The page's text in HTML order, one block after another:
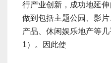
行产业创新，成功地延
做到包括主题公园、影
产品、休闲娱乐地产等
1）。因此使